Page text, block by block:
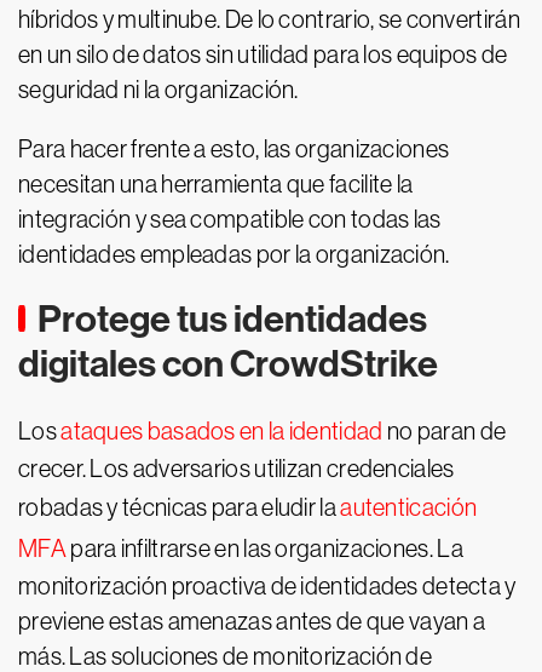
híbridos y multinube. De lo contrario, se convertirán
en un silo de datos sin utilidad para los equipos de
seguridad ni la organización.
Para hacer frente a esto, las organizaciones
necesitan una herramienta que facilite la
integración y sea compatible con todas las
identidades empleadas por la organización.
Protege tus identidades
digitales con CrowdStrike
Losataques basados en la identidad no paran de
crecer. Los adversarios utilizan credenciales
robadas y técnicas para eludir laautenticación
MFA para infiltrarse en las organizaciones. La
monitorización proactiva de identidades detecta y
previene estas amenazas antes de que vayan a
más. Las soluciones de monitorización de